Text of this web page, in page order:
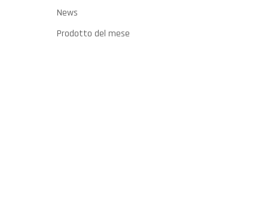
News
Prodotto del mese